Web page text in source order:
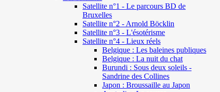
Satellite n°1 - Le parcours BD de
Bruxelles
Satellite n°2 - Arnold Böcklin
Satellite n°3 - L'ésotérisme
Satellite n°4 - Lieux réels
Belgique : Les baleines publiques
Belgique : La nuit du chat
Burundi : Sous deux soleils -
Sandrine des Collines
Japon : Broussaille au Japon